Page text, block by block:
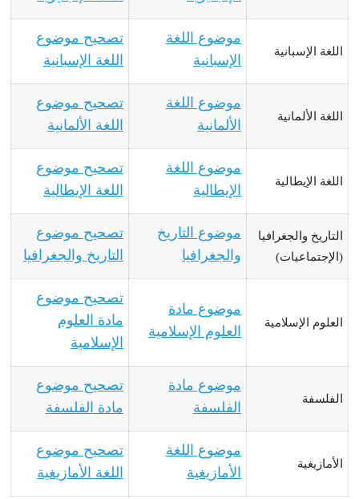
اللغة الإسبانية
موضوع اللغة
الإسبانية
تصحيح موضوع
اللغة الإسبانية
اللغة الألمانية
موضوع اللغة
الألمانية
تصحيح موضوع
اللغة الألمانية
اللغة الإيطالية
موضوع اللغة
الإيطالية
تصحيح موضوع
اللغة الإيطالية
التاريخ والجغرافيا
(الإجتماعيات)
موضوع التاريخ
والجغرافيا
تصحيح موضوع
التاريخ والجغرافيا
العلوم الإسلامية
موضوع مادة
العلوم الإسلامية
تصحيح موضوع
مادة العلوم
الإسلامية
الفلسفة
موضوع مادة
الفلسفة
تصحيح موضوع
مادة الفلسفة
الأمازيغية
موضوع اللغة
الأمازيغية
تصحيح موضوع
اللغة الأمازيغية